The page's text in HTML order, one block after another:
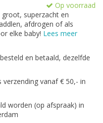
Op voorraad
superzacht en
afdrogen of als
elke baby! Lees meer
en betaald, dezelfde
vanaf € 50,- in
worden (op afspraak) in